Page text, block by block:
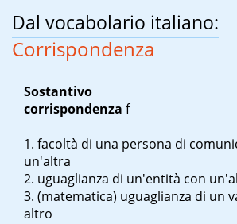
Dal vocabolario italiano:
Corrispondenza
Sostantivo
corrispondenza f
facoltà di una persona di
un'altra
uguaglianza di un'entità con
(matematica) uguaglianza di un
altro